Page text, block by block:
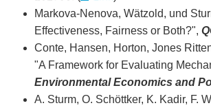
Markova-Nenova, Wätzold, und
Effectiveness, Fairness or Both?",
Conte, Hansen, Horton, Jones
"A Framework for Evaluating
Environmental Economics and
A. Sturm, O. Schöttker, K. Kadir, F.